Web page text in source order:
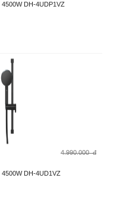
DH-4UDP1VZ
4.990.000 đ
DH-4UD1VZ